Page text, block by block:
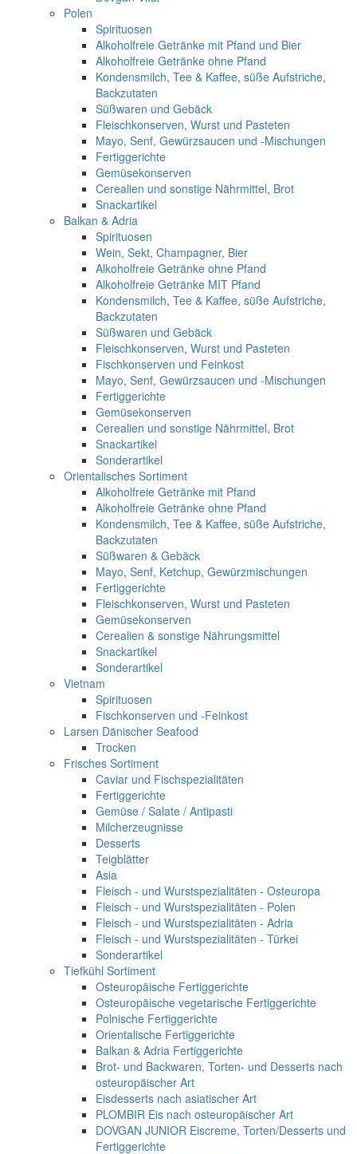
Polen
Spirituosen
Alkoholfreie Getränke mit Pfand und Bier
Alkoholfreie Getränke ohne Pfand
Kondensmilch, Tee & Kaffee, süße Aufstriche,
Backzutaten
Süßwaren und Gebäck
Fleischkonserven, Wurst und Pasteten
Mayo, Senf, Gewürzsaucen und -Mischungen
Fertiggerichte
Gemüsekonserven
Cerealien und sonstige Nährmittel, Brot
Snackartikel
Balkan & Adria
Spirituosen
Wein, Sekt, Champagner, Bier
Alkoholfreie Getränke ohne Pfand
Alkoholfreie Getränke MIT Pfand
Kondensmilch, Tee & Kaffee, süße Aufstriche,
Backzutaten
Süßwaren und Gebäck
Fleischkonserven, Wurst und Pasteten
Fischkonserven und Feinkost
Mayo, Senf, Gewürzsaucen und -Mischungen
Fertiggerichte
Gemüsekonserven
Cerealien und sonstige Nährmittel, Brot
Snackartikel
Sonderartikel
Orientalisches Sortiment
Alkoholfreie Getränke mit Pfand
Alkoholfreie Getränke ohne Pfand
Kondensmilch, Tee & Kaffee, süße Aufstriche,
Backzutaten
Süßwaren & Gebäck
Mayo, Senf, Ketchup, Gewürzmischungen
Fertiggerichte
Fleischkonserven, Wurst und Pasteten
Gemüsekonserven
Cerealien & sonstige Nährungsmittel
Snackartikel
Sonderartikel
Vietnam
Spirituosen
Fischkonserven und -Feinkost
Larsen Dänischer Seafood
Trocken
Frisches Sortiment
Caviar und Fischspezialitäten
Fertiggerichte
Gemüse / Salate / Antipasti
Milcherzeugnisse
Desserts
Teigblätter
Asia
Fleisch - und Wurstspezialitäten - Osteuropa
Fleisch - und Wurstspezialitäten - Polen
Fleisch - und Wurstspezialitäten - Adria
Fleisch - und Wurstspezialitäten - Türkei
Sonderartikel
Tiefkühl Sortiment
Osteuropäische Fertiggerichte
Osteuropäische vegetarische Fertiggerichte
Polnische Fertiggerichte
Orientalische Fertiggerichte
Balkan & Adria Fertiggerichte
Brot- und Backwaren, Torten- und Desserts nach
osteuropäischer Art
Eisdesserts nach asiatischer Art
PLOMBIR Eis nach osteuropäischer Art
DOVGAN JUNIOR Eiscreme, Torten/Desserts und
Fertiggerichte